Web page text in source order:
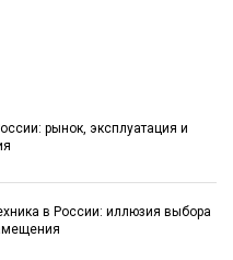
рынок, эксплуатация и
в России: иллюзия выбора